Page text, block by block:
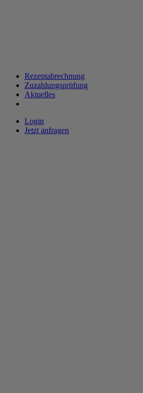
Rezeptabrechnung
Zuzahlungsprüfung
Aktuelles
Login
Jetzt anfragen